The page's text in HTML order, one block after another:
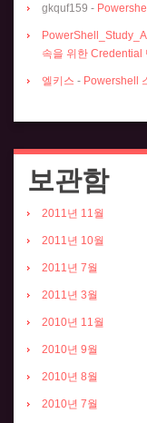
gkquf159 -
속을 위한 Credential
엘키스 - Powershell
보관함
2011년 11월
2011년 10월
2011년 7월
2011년 3월
2010년 11월
2010년 9월
2010년 8월
2010년 7월